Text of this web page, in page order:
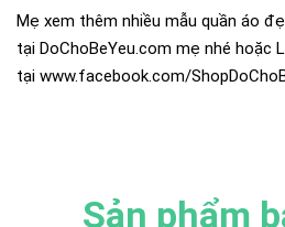
Mẹ xem thêm nhiều mẫu quần áo
tại DoChoBeYeu.com mẹ nhé hoặc
tại www.facebook.com/
Sản phẩm